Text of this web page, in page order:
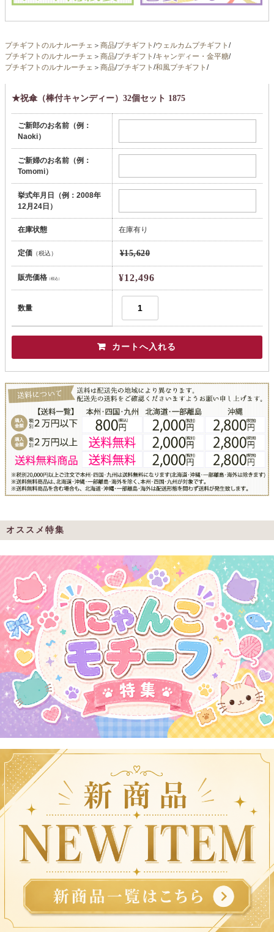
プチギフトのルナルーチェ ＞ 商品/プチギフト /ウェルカムプチギフト /
プチギフトのルナルーチェ ＞ 商品/プチギフト /キャンディー・金平糖/
プチギフトのルナルーチェ ＞ 商品/プチギフト /和風プチギフト /
★祝傘（棒付キャンディー）32個セット 1875
ご新郎のお名前（例：
Naoki）
ご新婦のお名前（例：
Tomomi）
挙式年月日（例：2008年
12月24日）
在庫状態 在庫有り
定価（税込） ¥15,620
販売価格（税込） ¥12,496
数量
オススメ特集